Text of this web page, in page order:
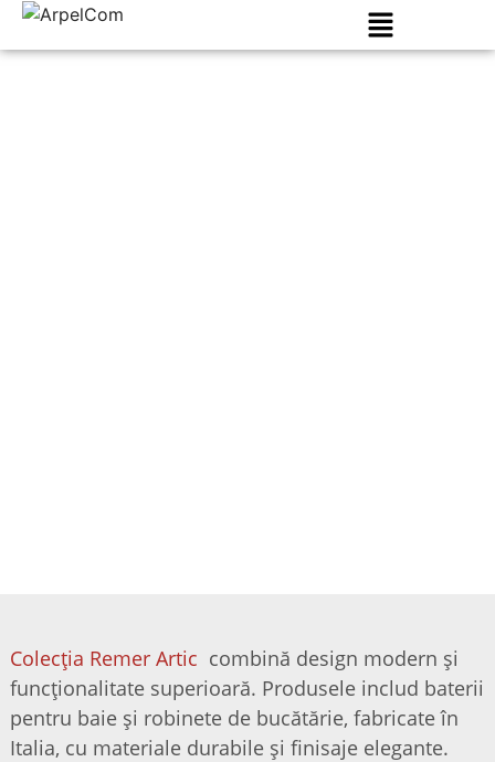
Colecția Remer Artic combină design modern și
funcționalitate superioară. Produsele includ baterii
pentru baie și robinete de bucătărie, fabricate în
Italia, cu materiale durabile și finisaje elegante.